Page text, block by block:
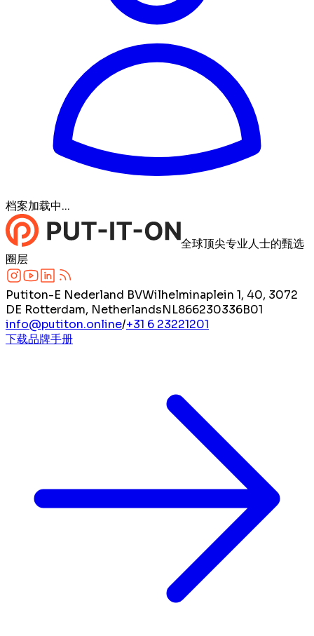
档案加载中...
全球顶尖专业人士的甄选
圈层
Putiton-E Nederland BVWilhelminaplein 1, 40, 3072
DE Rotterdam, NetherlandsNL866230336B01
info@putiton.online/+31 6 23221201
下载品牌手册